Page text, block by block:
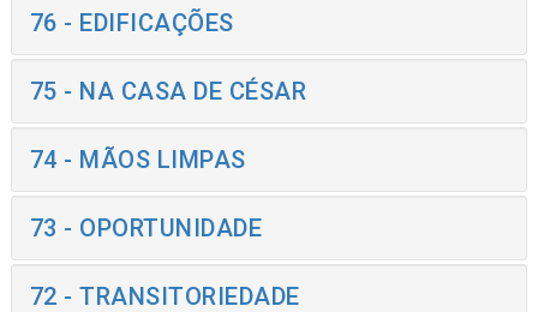
76 - EDIFICAÇÕES
75 - NA CASA DE CÉSAR
74 - MÃOS LIMPAS
73 - OPORTUNIDADE
72 - TRANSITORIEDADE